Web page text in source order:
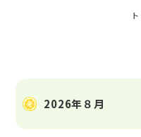
2026年８月